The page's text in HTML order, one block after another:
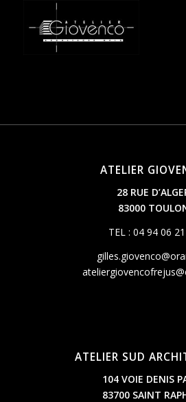
ATELIER
28 RUE
83000
TEL : 04 94 06
ATELIER SUD
104 VOIE DENIS
83700 SAINT